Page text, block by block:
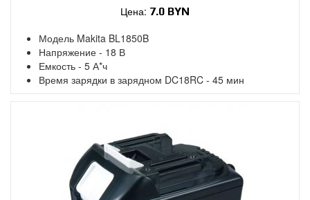
Цена: 7.0 BYN
Модель Makita BL1850B
Напряжение - 18 В
Емкость - 5 А*ч
Время зарядки в зарядном DC18RC - 45 мин